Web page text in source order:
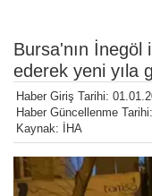
Bursa'nın
ederek yeni yıla
Haber Giriş Tarihi:
Haber Güncellenme
Kaynak: İHA